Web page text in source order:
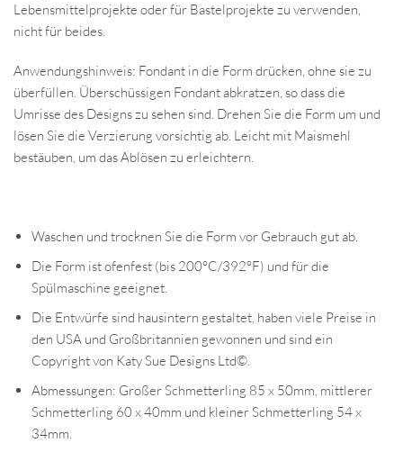
Lebensmittelprojekte oder für Bastelprojekte zu verwenden,
nicht für beides.
Anwendungshinweis: Fondant in die Form drücken, ohne sie zu
überfüllen. Überschüssigen Fondant abkratzen, so dass die
Umrisse des Designs zu sehen sind. Drehen Sie die Form um und
lösen Sie die Verzierung vorsichtig ab. Leicht mit Maismehl
bestäuben, um das Ablösen zu erleichtern.
Waschen und trocknen Sie die Form vor Gebrauch gut ab.
Die Form ist ofenfest (bis 200°C/392°F) und für die
Spülmaschine geeignet.
Die Entwürfe sind hausintern gestaltet, haben viele Preise in
den USA und Großbritannien gewonnen und sind ein
Copyright von Katy Sue Designs Ltd©.
Abmessungen: Großer Schmetterling 85 x 50mm, mittlerer
Schmetterling 60 x 40mm und kleiner Schmetterling 54 x
34mm.